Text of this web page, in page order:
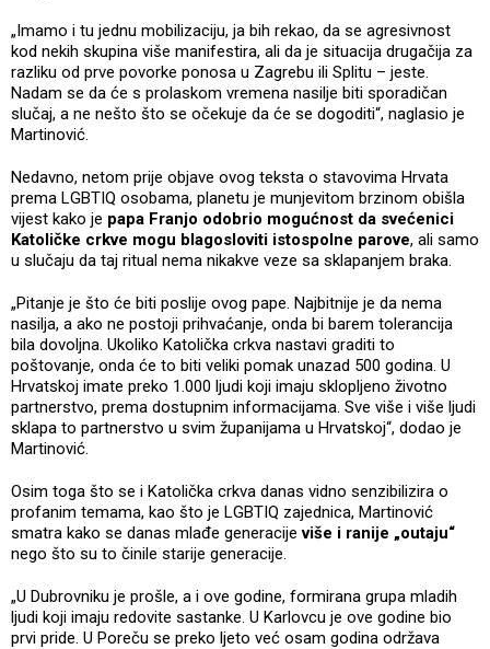
„Imamo i tu jednu mobilizaciju, ja bih rekao, da se agresivnost
kod nekih skupina više manifestira, ali da je situacija drugačija za
razliku od prve povorke ponosa u Zagrebu ili Splitu – jeste.
Nadam se da će s prolaskom vremena nasilje biti sporadičan
slučaj, a ne nešto što se očekuje da će se dogoditi“, naglasio je
Martinović.
Nedavno, netom prije objave ovog teksta o stavovima Hrvata
prema LGBTIQ osobama, planetu je munjevitom brzinom obišla
vijest kako je papa Franjo odobrio mogućnost da svećenici
Katoličke crkve mogu blagosloviti istospolne parove, ali samo
u slučaju da taj ritual nema nikakve veze sa sklapanjem braka.
„Pitanje je što će biti poslije ovog pape. Najbitnije je da nema
nasilja, a ako ne postoji prihvaćanje, onda bi barem tolerancija
bila dovoljna. Ukoliko Katolička crkva nastavi graditi to
poštovanje, onda će to biti veliki pomak unazad 500 godina. U
Hrvatskoj imate preko 1.000 ljudi koji imaju sklopljeno životno
partnerstvo, prema dostupnim informacijama. Sve više i više ljudi
sklapa to partnerstvo u svim županijama u Hrvatskoj“, dodao je
Martinović.
Osim toga što se i Katolička crkva danas vidno senzibilizira o
profanim temama, kao što je LGBTIQ zajednica, Martinović
smatra kako se danas mlađe generacijeviše i ranije „outaju“
nego što su to činile starije generacije.
„U Dubrovniku je prošle, a i ove godine, formirana grupa mladih
ljudi koji imaju redovite sastanke. U Karlovcu je ove godine bio
prvi pride. U Poreču se preko ljeto već osam godina održava